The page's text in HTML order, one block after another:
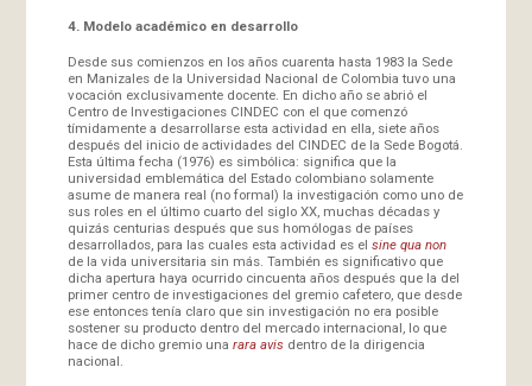
4. Modelo académico en desarrollo
Desde sus comienzos en los años cuarenta hasta 1983 la Sede
en Manizales de la Universidad Nacional de Colombia tuvo una
vocación exclusivamente docente. En dicho año se abrió el
Centro de Investigaciones CINDEC con el que comenzó
tímidamente a desarrollarse esta actividad en ella, siete años
después del inicio de actividades del CINDEC de la Sede Bogotá.
Esta última fecha (1976) es simbólica: significa que la
universidad emblemática del Estado colombiano solamente
asume de manera real (no formal) la investigación como uno de
sus roles en el último cuarto del siglo XX, muchas décadas y
quizás centurias después que sus homólogas de países
desarrollados, para las cuales esta actividad es el sine qua non
de la vida universitaria sin más. También es significativo que
dicha apertura haya ocurrido cincuenta años después que la del
primer centro de investigaciones del gremio cafetero, que desde
ese entonces tenía claro que sin investigación no era posible
sostener su producto dentro del mercado internacional, lo que
hace de dicho gremio una rara avis dentro de la dirigencia
nacional.